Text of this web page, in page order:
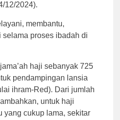
12/2024).
membantu,
selama proses ibadah di
haji sebanyak 725
pendampingan lansia
ihram-Red). Dari jumlah
untuk haji
yang cukup lama, sekitar